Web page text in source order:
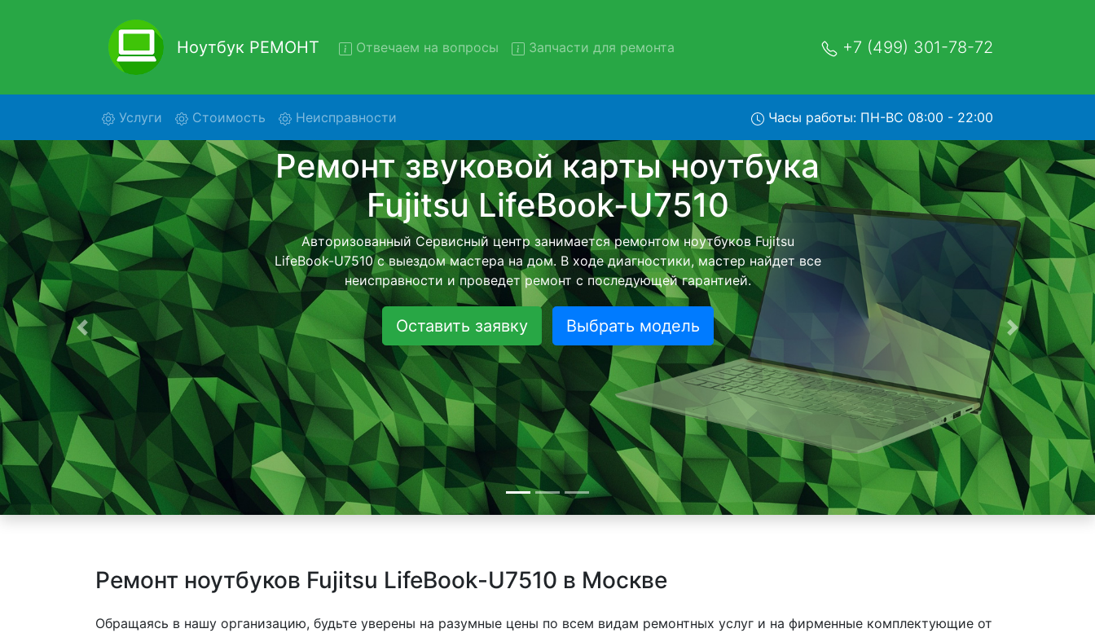
Ноутбук РЕМОНТ Отвечаем на вопросы Запчасти для ремонта +7 (499) 301-78-72
Услуги (current)Стоимость Неисправности Часы работы: ПН-ВС 08:00 - 22:00
Ремонт ноутбуков Fujitsu LifeBook-U7510 с
вывозом в сервис
Ремонт ноутбуков Fujitsu LifeBook-U7510 с вывозом в сервисный центр и обратно -
с помощью нашей бесплатной услуги, специалист заберет Ваш ноутбук для
дальнейшего более детального ремонта. Оговоренная стоимость ремонта
останется неизменно при возвращении видеотехники обратно.
Оставить заявку Выбрать модель
Предыдущая Следующая
Ремонт ноутбуков Fujitsu LifeBook-U7510 в Москве
Обращаясь в нашу организацию, будьте уверены на разумные цены по всем видам ремонтных услуг и на фирменные комплектующие от